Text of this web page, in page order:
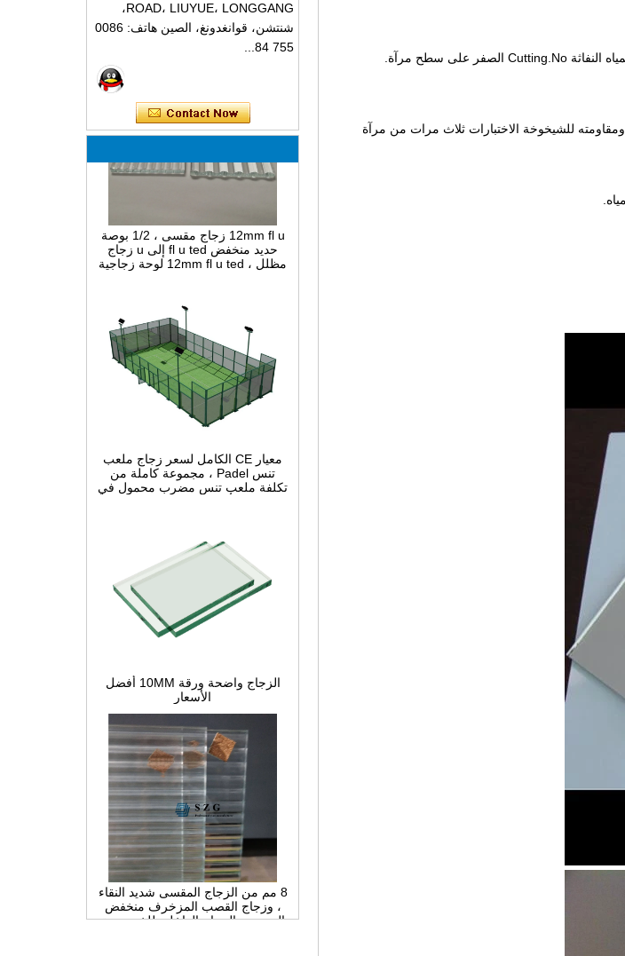
ROAD، LIUYUE، LONGGANG،
شنتشن، قوانغدونغ، الصين هاتف: 0086
755 84...
مظلل ، 12mm fl u ted لوحة زجاجية
ضيقة مقوسة للزينة الداخلية
معيار CE الكامل لسعر زجاج ملعب
تكلفة ملعب تنس مضرب محمول في
الصين ، أنظمة بناء Padel Court
داخلية وخارجية للبيع
8 مم من الزجاج المقسى شديد النقاء
، وزجاج القصب المزخرف منخفض
الحديد ، والزجاج الداخلي للخصوصية
للتقسيم والحمام
3-زيادة المتانة. مرآة الألومنيوم يفوق متطلبات المتانة التي تم تعريفها في معيار BS EN 1036 ومقاومته للشيخوخة الاختبارات ثلاث مرات من مرآة